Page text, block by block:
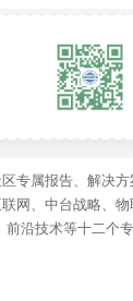
专属报告、解决
网、中台战略、物
前沿技术等十二个